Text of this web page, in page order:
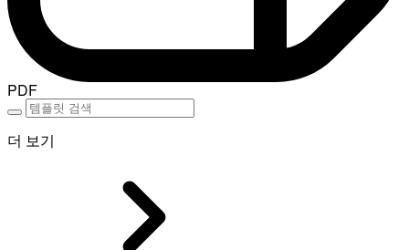
PDF
더 보기